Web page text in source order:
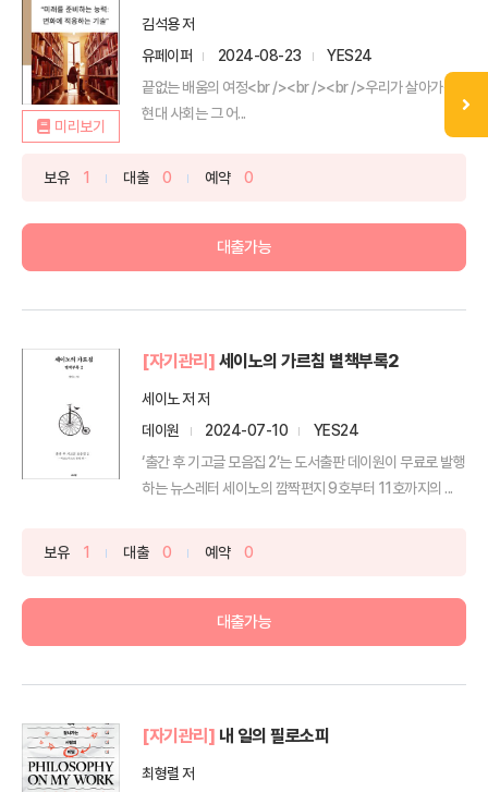
미리보기
김석용 저
유페이퍼
2024-08-23
YES24
끝없는 배움의 여정<br /><br /><br />우리가 살아가는
현대 사회는 그 어...
보유 1 대출 0 예약 0
대출가능
[자기관리] 세이노의 가르침 별책부록2
세이노 저 저
데이원
2024-07-10
YES24
‘출간 후 기고글 모음집 2’는 도서출판 데이원이 무료로 발행
하는 뉴스레터 세이노의 깜짝편지 9호부터 11호까지의 ...
보유 1 대출 0 예약 0
대출가능
[자기관리] 내 일의 필로소피
최형렬 저